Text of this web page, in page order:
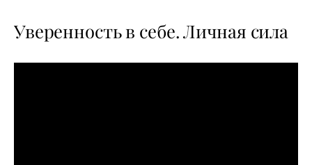
Уверенность в себе. Личная сила